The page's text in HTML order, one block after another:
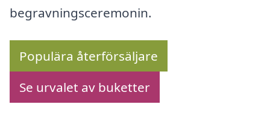
begravningsceremonin.
Populära återförsäljare
Se urvalet av buketter